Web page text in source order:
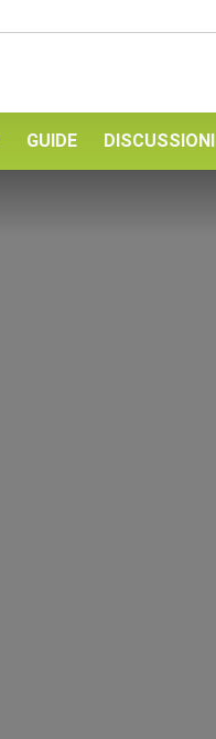
GUIDE DISCUSSIONI